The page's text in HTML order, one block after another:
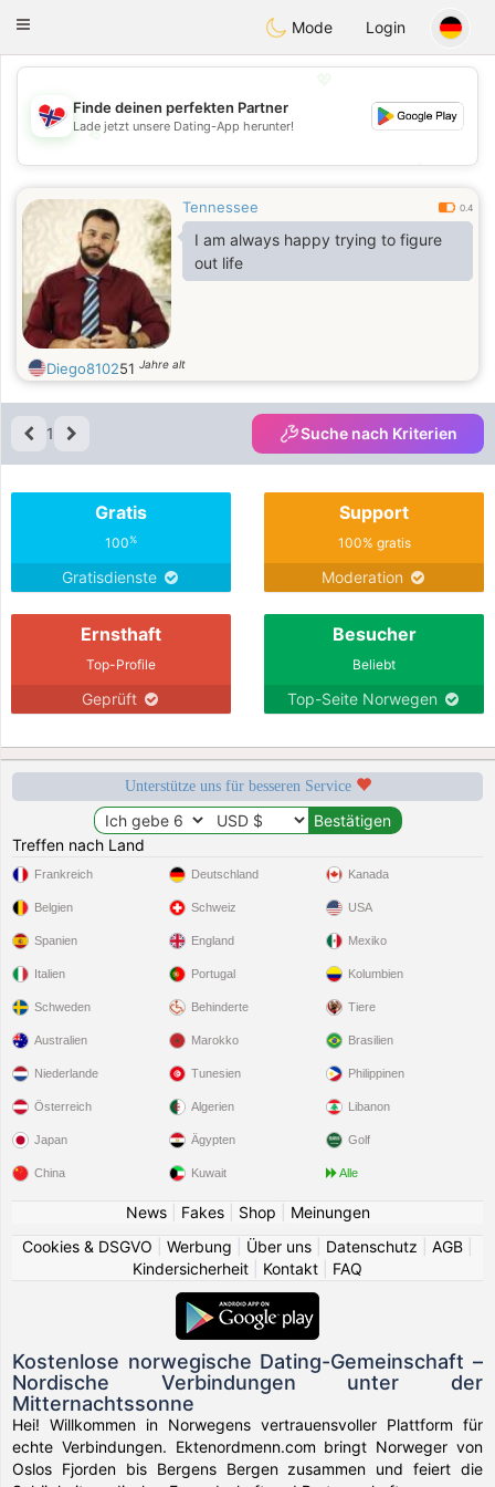
EkteNordmenn
Toggle
Mode Login
💖
💕
Finde deinen perfekten Partner
Lade jetzt unsere Dating-App herunter!
Tennessee 0.4
I am always happy trying to figure
out life
Diego810251 Jahre alt
1 Suche nach Kriterien
Gratis
100%
Gratisdienste
Support
100% gratis
Moderation
Ernsthaft
Top-Profile
Geprüft
Besucher
Beliebt
Top-Seite Norwegen
Unterstütze uns für besseren Service
Treffen nach Land
Frankreich
Belgien
Spanien
Italien
Schweden
Deutschland
Schweiz
England
Portugal
Behinderte
Kanada
USA
Mexiko
Kolumbien
Tiere
Australien
Niederlande
Österreich
Japan
China
Marokko
Tunesien
Algerien
Ägypten
Kuwait
Brasilien
Philippinen
Libanon
Golf
Alle
News| Fakes| Shop
Meinungen
Cookies & DSGVO
Werbung Über uns Datenschutz AGB
Kindersicherheit
Kontakt FAQ
Kostenlose norwegische Dating-Gemeinschaft –
Nordische Verbindungen unter der
Mitternachtssonne
Hei! Willkommen in Norwegens vertrauensvoller Plattform für
echte Verbindungen. Ektenordmenn.com bringt Norweger von
Oslos Fjorden bis Bergens Bergen zusammen und feiert die